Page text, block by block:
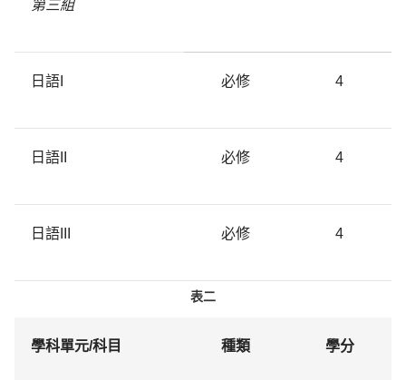
第三組
日語I 必修 4
日語II 必修 4
日語III 必修 4
表二
學科單元/科目 種類 學分